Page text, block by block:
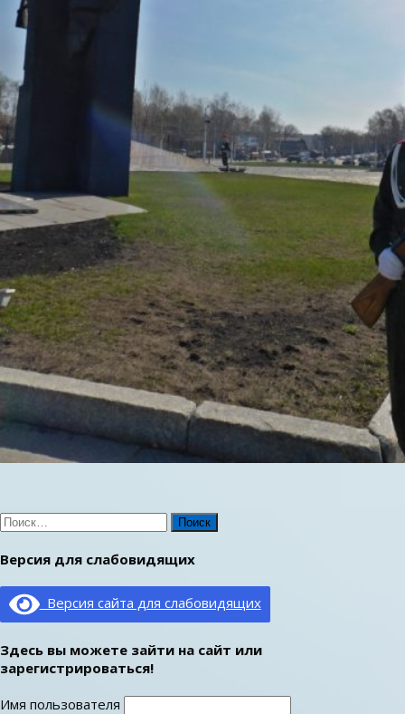
Найти:
Версия для слабовидящих
Версия сайта для слабовидящих
Здесь вы можете зайти на сайт или
зарегистрироваться!
Имя пользователя